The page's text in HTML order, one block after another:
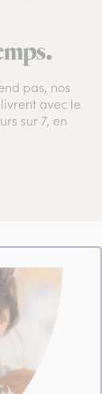
pas, nos
avec le
sur 7, en